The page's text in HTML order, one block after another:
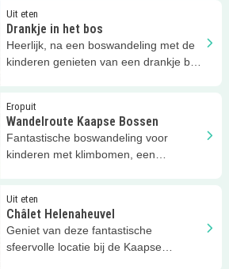
Uit eten
Drankje in het bos
Heerlijk, na een boswandeling met de
kinderen genieten van een drankje bij
bos
Eropuit
Wandelroute Kaapse Bossen
Fantastische boswandeling voor
kinderen met klimbomen, een
Kaapse Bossen
Uit eten
Châlet Helenaheuvel
Geniet van deze fantastische
sfeervolle locatie bij de Kaapse